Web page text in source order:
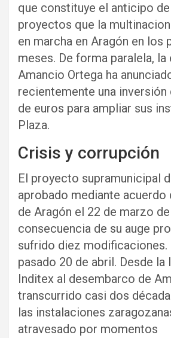
que constituye el anticipo
proyectos que la
en marcha en Aragón en los
meses. De forma paralela, la
Amancio Ortega ha
recientemente una
de euros para ampliar sus
Plaza.
Crisis y corrupción
El proyecto supramunicipal
aprobado mediante acuerdo
de Aragón el 22 de marzo
consecuencia de su auge
sufrido diez modificaciones.
pasado 20 de abril. Desde la
Inditex al desembarco de
transcurrido casi dos
las instalaciones
atravesado por momentos